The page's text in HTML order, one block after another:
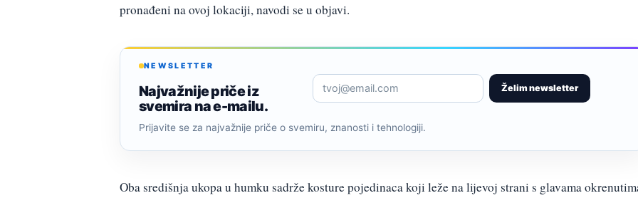
pronađeni na ovoj lokaciji, navodi se u objavi.
NEWSLETTER
Najvažnije priče iz
svemira na e-mailu.
Želim newsletter
Prijavite se za najvažnije priče o svemiru, znanosti i tehnologiji.
Oba središnja ukopa u humku sadrže kosture pojedinaca koji leže na lijevoj strani s glavama